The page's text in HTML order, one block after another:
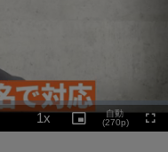
1x
Playback
Rate
Picture-
in-
自動
(270p)